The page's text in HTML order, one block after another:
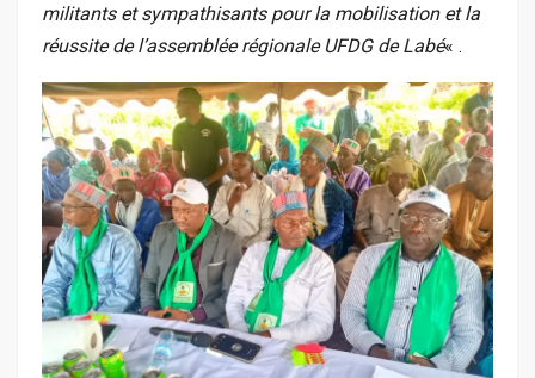
militants et sympathisants pour la mobilisation et la
réussite de l’assemblée régionale UFDG de Labé« .